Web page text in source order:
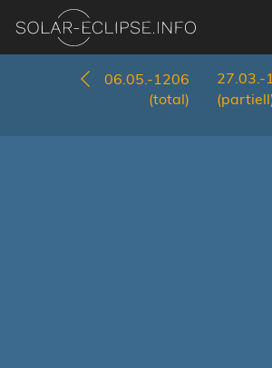
06.05.-1206
(total)
27.03.-